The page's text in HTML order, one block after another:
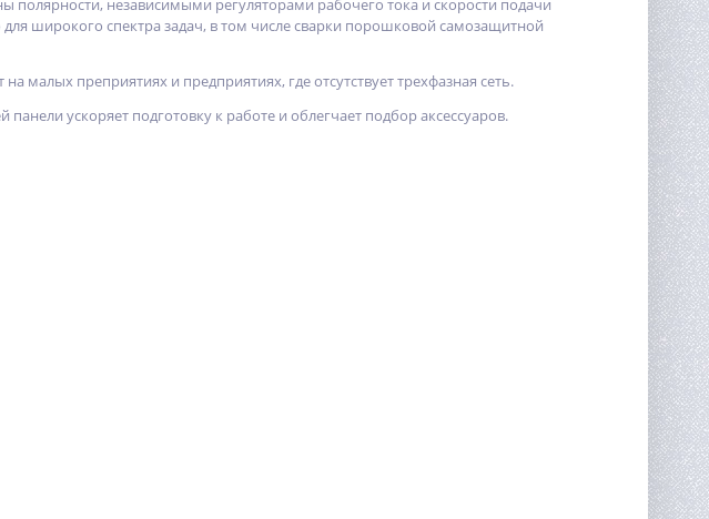
независимыми регуляторами рабочего тока и скорости подачи
широкого спектра задач, в том числе сварки порошковой самозащитной
малых преприятиях и предприятиях, где отсутствует трехфазная сеть.
ускоряет подготовку к работе и облегчает подбор аксессуаров.